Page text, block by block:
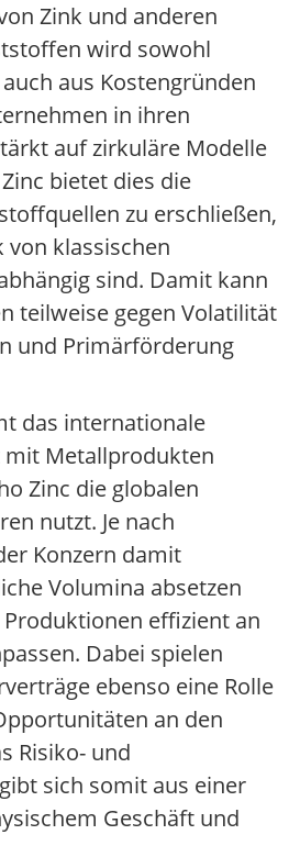
Zink und anderen
wird sowohl
aus Kostengründen
in ihren
auf zirkuläre Modelle
bietet dies die
zu erschließen,
klassischen
sind. Damit kann
teilweise gegen Volatilität
und Primärförderung
das internationale
mit Metallprodukten
Zinc die globalen
nutzt. Je nach
Konzern damit
Volumina absetzen
effizient an
Dabei spielen
ebenso eine Rolle
an den
Risiko- und
sich somit aus einer
Geschäft und